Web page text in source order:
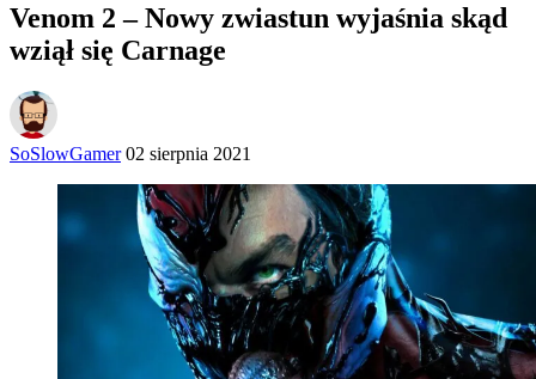
Venom 2 – Nowy zwiastun wyjaśnia skąd
wziął się Carnage
SoSlowGamer 02 sierpnia 2021